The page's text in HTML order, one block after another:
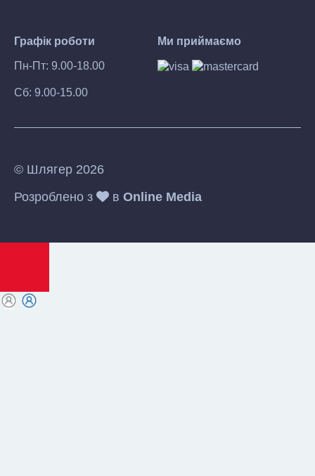
Графік роботи
Пн-Пт: 9.00-18.00
Сб: 9.00-15.00
Ми приймаємо
© Шлягер 2026
Розроблено з
вOnline Media